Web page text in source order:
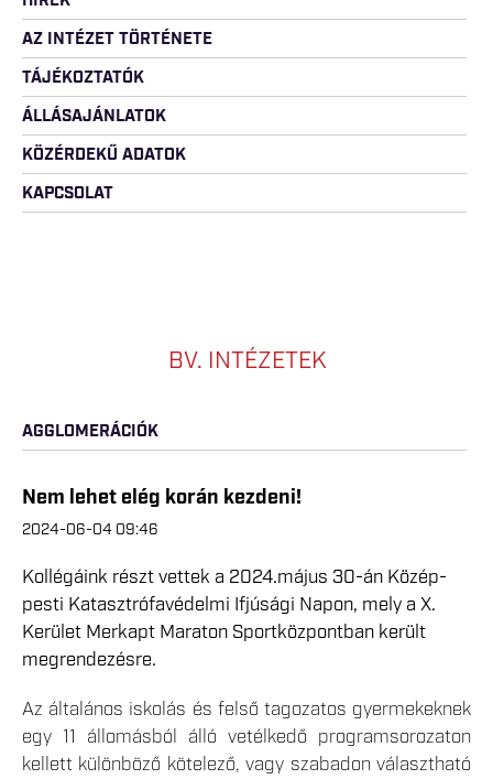
AZ INTÉZET TÖRTÉNETE
TÁJÉKOZTATÓK
ÁLLÁSAJÁNLATOK
KÖZÉRDEKŰ ADATOK
KAPCSOLAT
BV. INTÉZETEK
AGGLOMERÁCIÓK
Nem lehet elég korán kezdeni!
2024-06-04 09:46
Kollégáink részt vettek a 2024.május 30-án Közép-
pesti Katasztrófavédelmi Ifjúsági Napon, mely a X.
Kerület Merkapt Maraton Sportközpontban került
megrendezésre.
Az általános iskolás és felső tagozatos gyermekeknek
egy 11 állomásból álló vetélkedő programsorozaton
kellett különböző kötelező, vagy szabadon választható